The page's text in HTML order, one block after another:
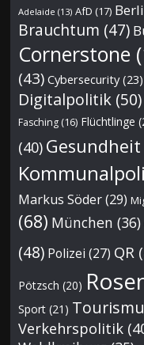
Adelaide (13) AfD (17)
Brauchtum (47)
Cornerstone
(43) Cybersecurity(23)
Digitalpolitik (50)
Fasching (16) Flüchtlinge
(40) Gesundheit
Markus Söder(29)
(68) München (36)
(48) Polizei (27) QR
Pötzsch (20)
Sport (21)
Verkehrspolitik